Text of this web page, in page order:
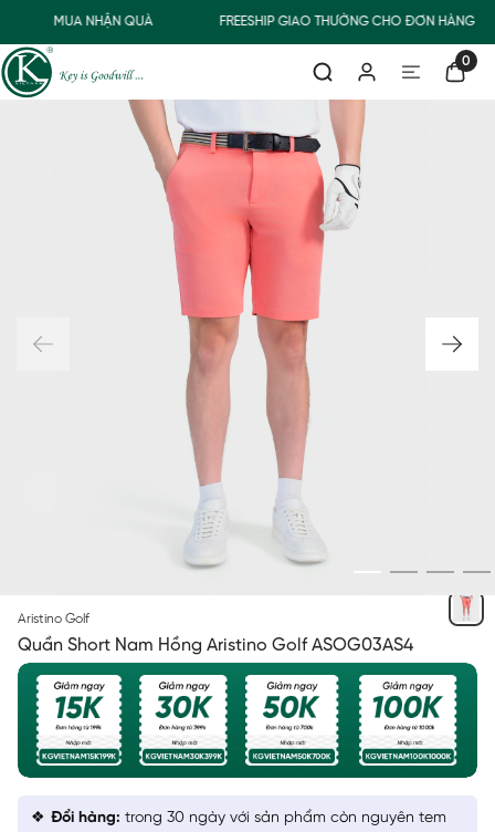
MUA NHẬN QUÀ FREESHIP GIAO THƯỜNG CHO ĐƠN HÀNG
0
Aristino Golf
Quần Short Nam Hồng Aristino Golf ASOG03AS4
Đổi hàng: trong 30 ngày với sản phẩm còn nguyên tem